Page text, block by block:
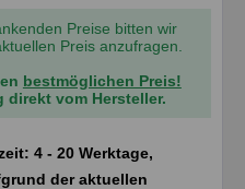
Preise bitten wir
Preis anzufragen.
bestmöglichen Preis!
direkt vom Hersteller.
4 - 20 Werktage,
der aktuellen